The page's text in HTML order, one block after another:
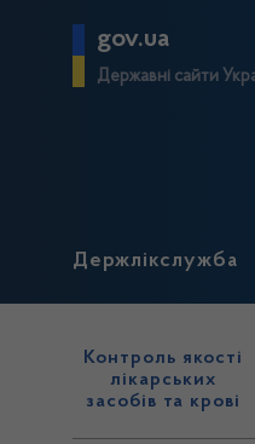
gov.ua
Державні сайти
Держлікслужба
Контроль якості
лікарських
засобів та крові